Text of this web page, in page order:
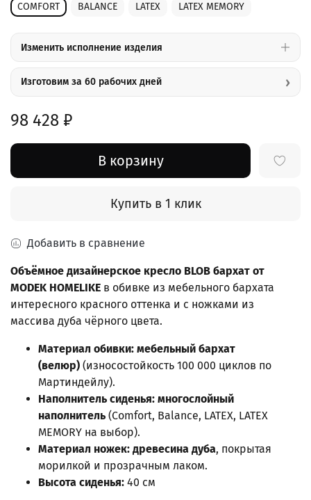
COMFORT
BALANCE LATEX LATEX MEMORY
Изменить исполнение изделия
Изготовим за 60 рабочих дней ›
98 428 ₽
В корзину
Купить в 1 клик
Добавить в сравнение
Объёмное дизайнерское кресло BLOB бархат от
MODEK HOMELIKE в обивке из мебельного бархата
интересного красного оттенка и c ножками из
массива дуба чёрного цвета.
Материал обивки: мебельный бархат
(велюр) (износостойкость 100 000 циклов по
Мартиндейлу).
Наполнитель сиденья: многослойный
наполнитель (Comfort, Balance, LATEX, LATEX
MEMORY на выбор).
Материал ножек: древесина дуба, покрытая
морилкой и прозрачным лаком.
Высота сиденья: 40 см